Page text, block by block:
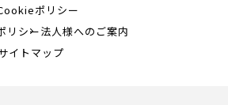
ポリシー
リシー法人様へのご案内
イトマップ